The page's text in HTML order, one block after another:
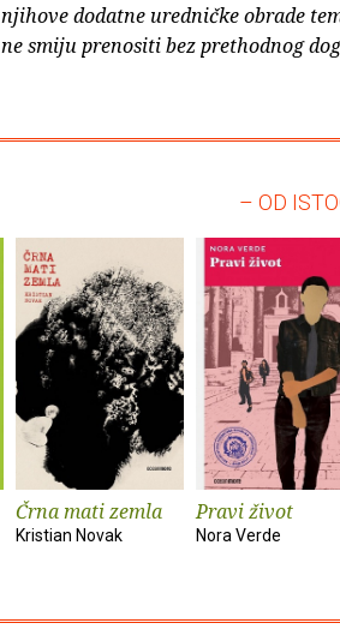
njihove dodatne uredničke obrade
ne smiju prenositi bez prethodnog
– OD
Črna mati zemla
Kristian Novak
Pravi život
Nora Verde